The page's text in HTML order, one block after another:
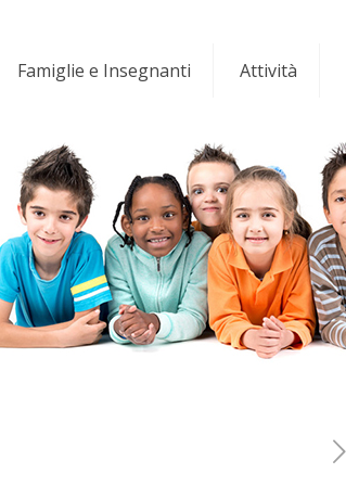
Famiglie e Insegnanti Attività